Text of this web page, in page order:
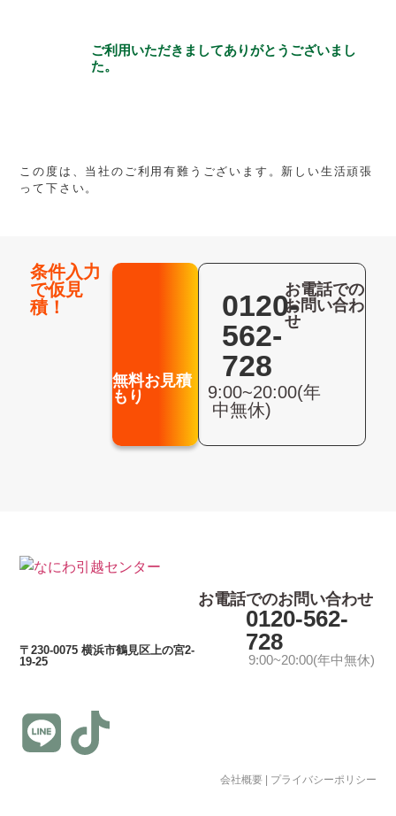
ご利用いただきましてありがとうございまし
た。
この度は、当社のご利用有難うございます。新しい生活頑張
って下さい。
条件入力
で仮見
積！
無料お見積
もり
0120-
562-
728
9:00~20:00(年
中無休)
お電話での
お問い合わ
せ
〒230-0075 横浜市鶴見区上の宮2-
19-25
お電話でのお問い合わせ
0120-562-
728
9:00~20:00(年中無休)
会社概要| プライバシーポリシー